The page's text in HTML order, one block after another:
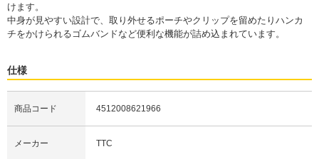
けます。
中身が見やすい設計で、取り外せるポーチやクリップを留めたりハンカ
チをかけられるゴムバンドなど便利な機能が詰め込まれています。
仕様
商品コード 4512008621966
メーカー TTC